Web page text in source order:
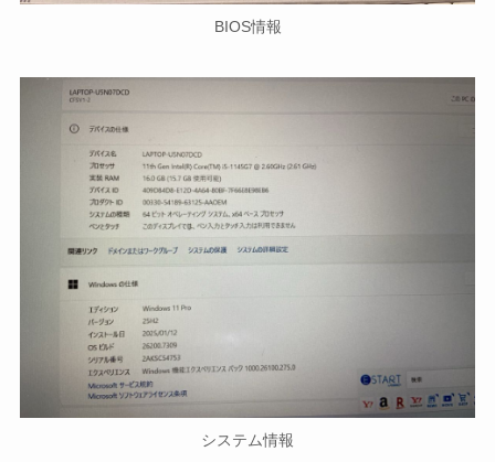
BIOS情報
システム情報